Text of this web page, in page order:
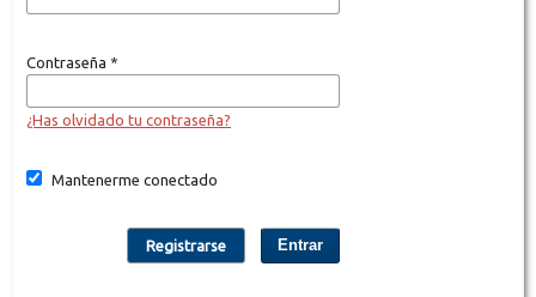
Contraseña *
¿Has olvidado tu contraseña?
Mantenerme conectado
Entrar
Registrarse